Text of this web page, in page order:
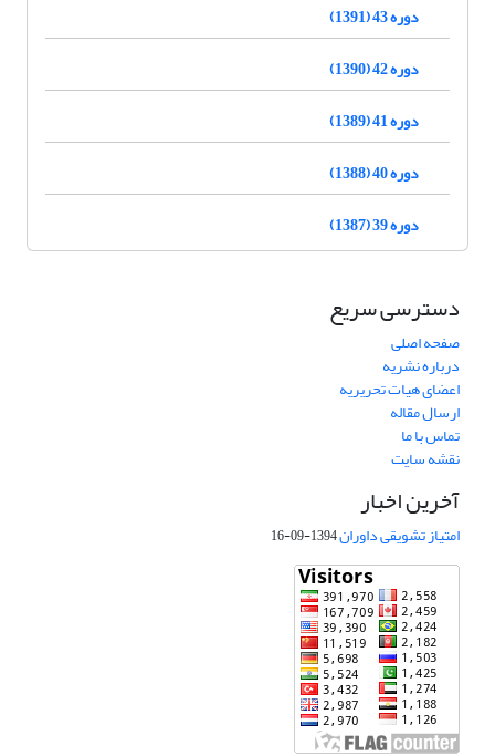
دوره 43 (1391)
دوره 42 (1390)
دوره 41 (1389)
دوره 40 (1388)
دوره 39 (1387)
دسترسی سریع
صفحه اصلی
درباره نشریه
اعضای هیات تحریریه
ارسال مقاله
تماس با ما
نقشه سایت
آخرین اخبار
امتیاز تشویقی داوران1394-09-16